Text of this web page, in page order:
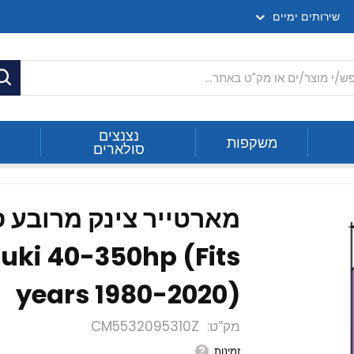
שירותים ימיים
משקפות נצנצים
סולארים
מארטייר צינק מרובע
40-350hp (Fits
years 1980-2020)
מק”ט CM5532095310Z